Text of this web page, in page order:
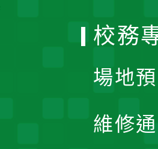
校務
場地
維修